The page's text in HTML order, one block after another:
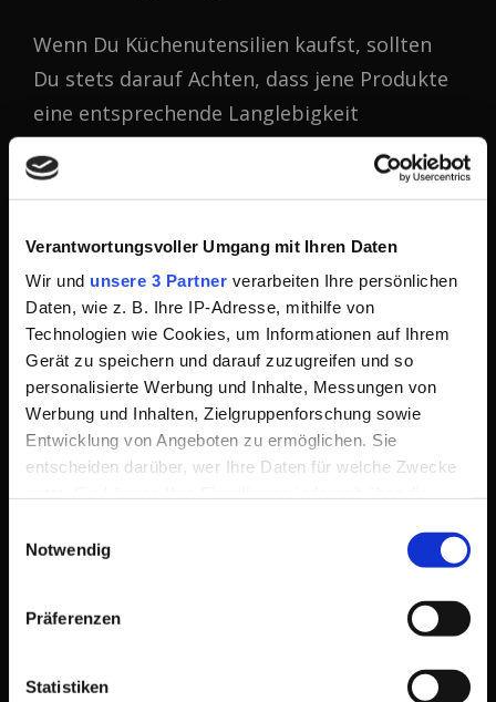
Verantwortungsvoller Umgang mit Ihren Daten
Wir und unsere 3 Partner verarbeiten Ihre persönlichen
Daten, wie z. B. Ihre IP-Adresse, mithilfe von
Technologien wie Cookies, um Informationen auf Ihrem
Gerät zu speichern und darauf zuzugreifen und so
personalisierte Werbung und Inhalte, Messungen von
Werbung und Inhalten, Zielgruppenforschung sowie
Entwicklung von Angeboten zu ermöglichen. Sie
entscheiden darüber, wer Ihre Daten für welche Zwecke
Trigger Symbol ändern oder widerrufen
erfassen, welche bis auf einige Meter genau sein
Notwendig
Präferenzen
Statistiken
Wenn Du Küchenutensilien kaufst, sollten
Du stets darauf Achten, dass jene Produkte
eine entsprechende Langlebigkeit
gewährleisten. Auch für Pfannen gilt, dass
sich billige Materialien beim täglichen
wodurch das Kocherlebnis auf Dauer negativ
beeinträchtigt wird. Massive Gusspfannen
aus Aluminium, Eisen oder Kupfer sind
jedoch besonders Verzugsresistent und
lassen sich nur schwer abnutzen. So bieten
demnach manche Hersteller, wie zum
Beispiel Hoffmann, jahrelange Garantien für
Eine vielseitige